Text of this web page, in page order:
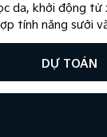
da, khởi động từ
tính năng sưởi
tự động, 6 loa,
đa thông tin 12.3”.
hỗ trợ ABS,
DỰ TOÁN